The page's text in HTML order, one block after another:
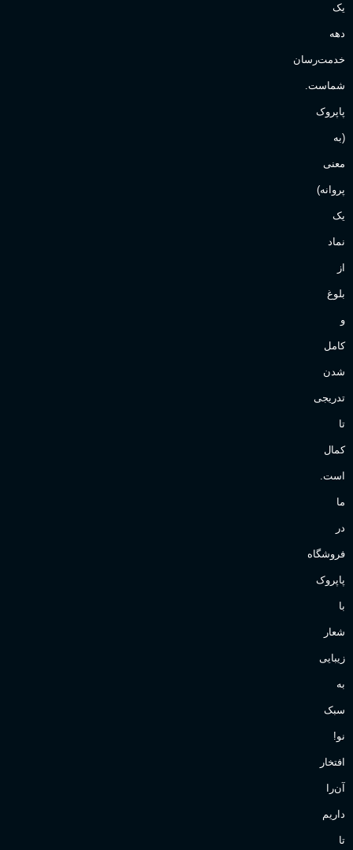
یک
دهه
خدمت‌رسان
شماست.
پاپروک
(به
معنی
پروانه)
یک
نماد
از
بلوغ
و
کامل
شدن
تدریجی
تا
کمال
است.
ما
در
فروشگاه
پاپروک
با
شعار
زیبایی
به
سبک
نو!
افتخار
آن‌را
داریم
تا